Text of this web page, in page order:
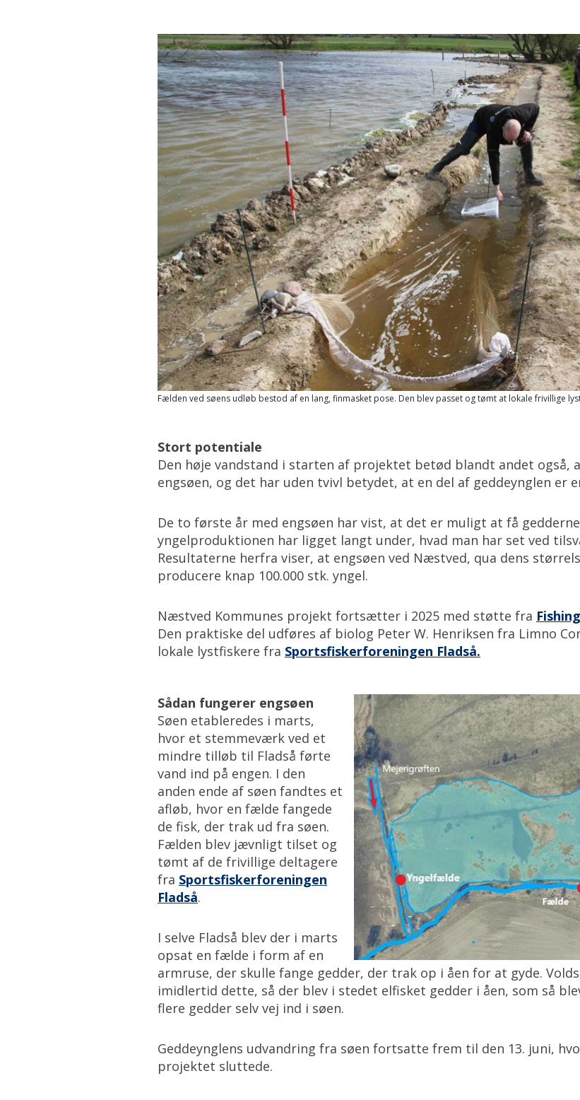
Fælden ved søens udløb bestod af en lang, finmasket pose. Den blev passet og tømt at lokale frivillige
Stort potentiale
Den høje vandstand i starten af projektet betød blandt andet også,
engsøen, og det har uden tvivl betydet, at en del af geddeynglen er
De to første år med engsøen har vist, at det er muligt at få
yngelproduktionen har ligget langt under, hvad man har set ved
Resultaterne herfra viser, at engsøen ved Næstved, qua dens
producere knap 100.000 stk. yngel.
Næstved Kommunes projekt fortsætter i 2025 med støtte fra
Den praktiske del udføres af biolog Peter W. Henriksen fra Limno
lokale lystfiskere fra Sportsfiskerforeningen Fladså.
Sådan fungerer engsøen
Søen etableredes i marts,
hvor et stemmeværk ved et
mindre tilløb til Fladså førte
vand ind på engen. I den
anden ende af søen fandtes et
afløb, hvor en fælde fangede
de fisk, der trak ud fra søen.
Fælden blev jævnligt tilset og
tømt af de frivillige deltagere
fra Sportsfiskerforeningen
Fladså.
I selve Fladså blev der i marts
opsat en fælde i form af en
armruse, der skulle fange gedder, der trak op i åen for at gyde.
imidlertid dette, så der blev i stedet elfisket gedder i åen, som så
flere gedder selv vej ind i søen.
Geddeynglens udvandring fra søen fortsatte frem til den 13. juni,
projektet sluttede.